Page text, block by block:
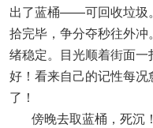
出了蓝桶——可回收垃圾
拾完毕，争分夺秒往外
绪稳定。目光顺着街面
好！看来自己的记性每
了！
傍晚去取蓝桶，死沉！